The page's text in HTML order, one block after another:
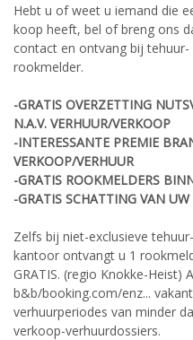
Hebt u of weet u iemand die
koop heeft, bel of breng ons
contact en ontvang bij
rookmelder.
-GRATIS OVERZETTING
N.A.V. VERHUUR/VERKOOP
-INTERESSANTE PREMIE
VERKOOP/VERHUUR
-GRATIS ROOKMELDERS
-GRATIS SCHATTING VAN
Zelfs bij niet-exclusieve
kantoor ontvangt u 1
GRATIS. (regio Knokke-Heist)
b&b/booking.com/enz...
verhuurperiodes van minder
verkoop-verhuurdossiers.